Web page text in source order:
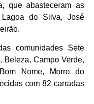
que abasteceram as
Lagoa do Silva, José
comunidades Sete
Beleza, Campo Verde,
Nome, Morro do
com 82 carradas